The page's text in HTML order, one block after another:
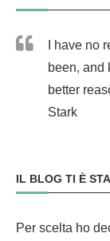
I have no
been, and
better
Stark
IL BLOG TI È
Per scelta ho